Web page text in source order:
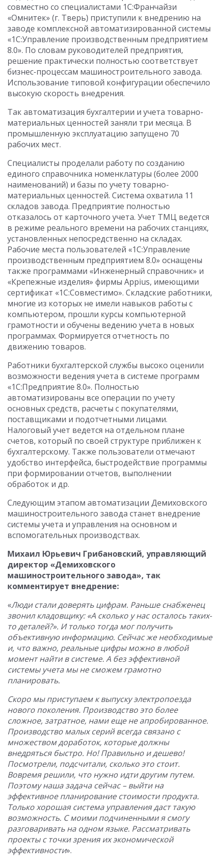
совместно со специалистами 1С:Франчайзи
«Омнитек» (г. Тверь) приступили к внедрению на
заводе комплексной автоматизированной системы
«1С:Управление производственным предприятием
8.0». По словам руководителей предприятия,
решение практически полностью соответствует
бизнес-процессам машиностроительного завода.
Использование типовой конфигурации обеспечило
высокую скорость внедрения.
Так автоматизация бухгалтерии и учета товарно-
материальных ценностей заняли три месяца. В
промышленную эксплуатацию запущено 70
рабочих мест.
Специалисты проделали работу по созданию
единого справочника номенклатуры (более 2000
наименований) и базы по учету товарно-
материальных ценностей. Система охватила 11
складов завода. Предприятие полностью
отказалось от карточного учета. Учет ТМЦ ведется
в режиме реального времени на рабочих станциях,
установленных непосредственно на складах.
Рабочие места пользователей «1С:Управление
производственным предприятием 8.0» оснащены
также программами «Инженерный справочник» и
«Крепежные изделия» фирмы Appius, имеющими
сертификат «1С:Совместимо». Складские работники,
многие из которых не имели навыков работы с
компьютером, прошли курсы компьютерной
грамотности и обучены ведению учета в новых
программах. Формируется отчетность по
движению товаров.
Работники бухгалтерской службы высоко оценили
возможности ведения учета в системе программ
«1С:Предприятие 8.0». Полностью
автоматизированы все операции по учету
основных средств, расчеты с покупателями,
поставщиками и подотчетными лицами.
Налоговый учет ведется на отдельном плане
счетов, который по своей структуре приближен к
бухгалтерскому. Также пользователи отмечают
удобство интерфейса, быстродействие программы
при формировании отчетов, выполнении
обработок и др.
Следующим этапом автоматизации Демиховского
машиностроительного завода станет внедрение
системы учета и управления на основном и
вспомогательных производствах.
Михаил Юрьевич Грибановский, управляющий
директор «Демиховского
машиностроительного завода», так
комментирует внедрение:
«Люди стали доверять цифрам. Раньше снабженец
звонил кладовщику: «А сколько у нас осталось таких-
то деталей?». И только тогда мог получить
объективную информацию. Сейчас же необходимые
и, что важно, реальные цифры можно в любой
момент найти в системе. А без эффективной
системы учета мы не сможем грамотно
планировать.
Скоро мы приступаем к выпуску электропоезда
нового поколения. Производство это более
сложное, затратное, нами еще не апробированное.
Производство малых серий всегда связано с
множеством доработок, которые должны
внедряться быстро. Но! Правильно и дешево!
Посмотрели, подсчитали, сколько это стоит.
Вовремя решили, что нужно идти другим путем.
Поэтому наша задача сейчас – выйти на
эффективное планирование стоимости продукта.
Только хорошая система управления даст такую
возможность. С моими подчиненными я смогу
разговаривать на одном языке. Рассматривать
проекты с точки зрения их экономической
эффективности».